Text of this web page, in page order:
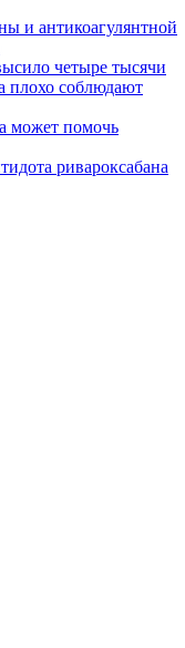
и антикоагулянтной
четыре тысячи
плохо соблюдают
может помочь
ривароксабана